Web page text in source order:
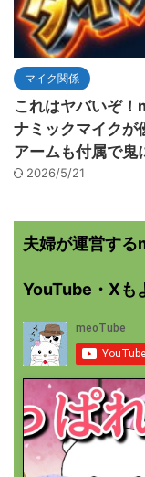
マイク関係
これはヤバいぞ
ナミックマイク
アームも付属で鬼
2026/5/21
夫婦が運営する
YouTube・Xも